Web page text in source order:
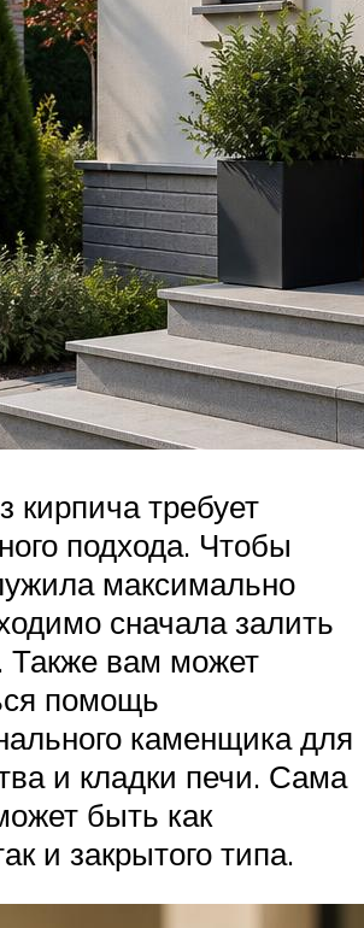
кирпича требует
подхода. Чтобы
максимально
сначала залить
Также вам может
помощь
каменщика для
и кладки печи. Сама
быть как
и закрытого типа.